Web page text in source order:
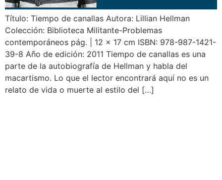
Título: Tiempo de canallas Autora: Lillian Hellman
Colección: Biblioteca Militante-Problemas
contemporáneos pág. | 12 x 17 cm ISBN: 978-987-1421-
39-8 Año de edición: 2011 Tiempo de canallas es una
parte de la autobiografía de Hellman y habla del
macartismo. Lo que el lector encontrará aquí no es un
relato de vida o muerte al estilo del […]